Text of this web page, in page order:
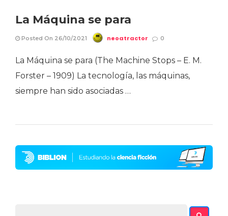
La Máquina se para
Posted On 26/10/2021 neoatractor 0
La Máquina se para (The Machine Stops – E. M.
Forster – 1909) La tecnología, las máquinas,
siempre han sido asociadas …